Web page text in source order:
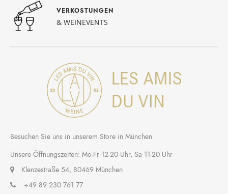
VERKOSTUNGEN
& WEINEVENTS
Besuchen Sie uns in unserem Store in München
Unsere Öffnungszeiten: Mo-Fr 12-20 Uhr, Sa 11-20 Uhr
Klenzestraße 54, 80469 München
+49 89 230 761 77